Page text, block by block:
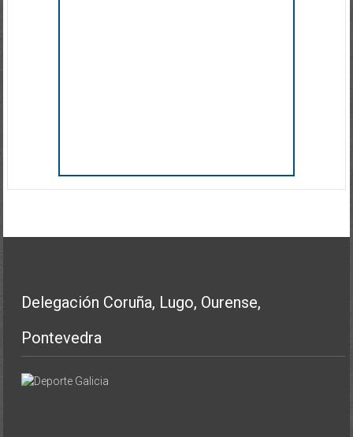
Delegación Coruña, Lugo, Ourense,
Pontevedra